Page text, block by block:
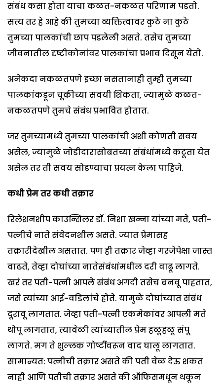
संबंध कसा होता याचा कळत-नकळत परिणाम पडतो.
सत्य तर हे आहे की तुमच्या व्यक्तित्वावर कुठे ना कुठे
तुमच्या पालकांची छाप पडलेली असते. तसेच तुमच्या
जीवनातील दृष्टीकोनांवर पालकांचा प्रभाव दिसून येतो.
अनेकदा नकळतपणे इच्छा नसतानाही तुम्ही तुमच्या
पालकांकडून चूकीच्या सवयी शिकता, ज्यामुळे कळत-
नकळतपणे तुमचे संबंध प्रभावित होतात.
जर तुमच्यामध्ये तुमच्या पालकांची अशी कोणती सवय
असेल, ज्यामुळे जोडीदारासोबतच्या संबंधांमध्ये कटूता येत
असेल तर ती सवय सोडण्याचा प्रयत्न केला पाहिजे.
कधी प्रेम तर कधी तक्रार
रिलेशनशीप काउन्सिलर डॉ. निशा खन्ना यांच्या मते, पती-
पत्नीचे नाते संवेदनशील असते. ज्यात प्रेमासह
तक्रारीदेखील असतात. पण ही तक्रार जेव्हा गरजेपेक्षा जास्त
वाढते, तेव्हा दोघांच्या नातेसंबंधांमधील दरी वाढू लागते.
खरं तर पती-पत्नी आपले संबंध अगदी तसेच बनवू पाहतात,
जसे त्यांच्या आई-वडिलांचे होते. यामुळे दोघांच्यात संबंध
दूरावू लागतात. जेव्हा पती-पत्नी एकमेकांवर आपली मते
थोपू लागतात, त्यावेळी त्यांच्यातील प्रेम हळूहळू संपू
लागते. मग ते शुल्लक गोष्टींवरून वाद घालू लागतात.
सामान्यत: पत्नीची तक्रार असते की पती वेळ देऊ शकत
नाही आणि पतीची तक्रार असते की ऑफिसमधून थकून